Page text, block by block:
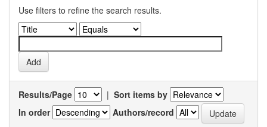
Use filters to refine the search results.
Results/Page | Sort items by
In order
Authors/record